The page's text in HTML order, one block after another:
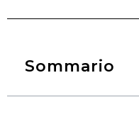
Sommario